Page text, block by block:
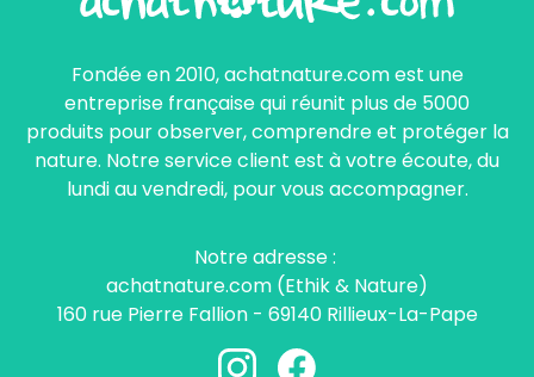
Fondée en 2010, achatnature.com est une
entreprise française qui réunit plus de 5000
produits pour observer, comprendre et protéger la
nature. Notre service client est à votre écoute, du
lundi au vendredi, pour vous accompagner.
Notre adresse :
achatnature.com (Ethik & Nature)
160 rue Pierre Fallion - 69140 Rillieux-La-Pape